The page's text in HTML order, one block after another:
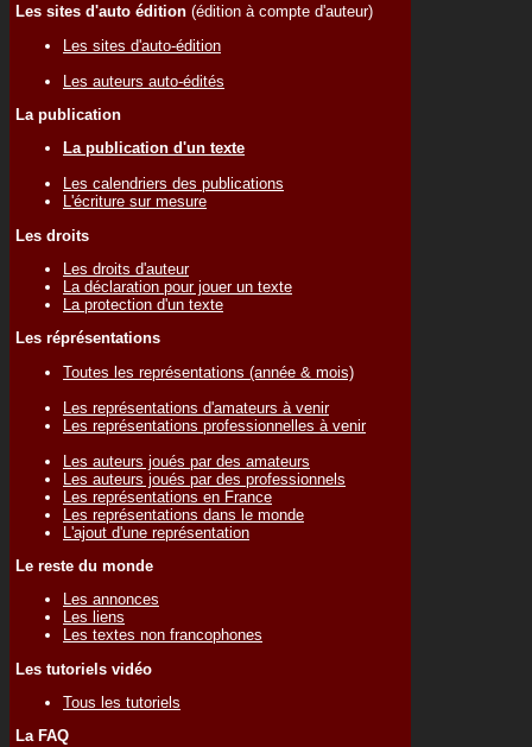
Les sites d'auto édition (édition à compte d'auteur)
Les sites d'auto-édition
Les auteurs auto-édités
La publication
La publication d'un texte
Les calendriers des publications
L'écriture sur mesure
Les droits
Les droits d'auteur
La déclaration pour jouer un texte
La protection d'un texte
Les réprésentations
Toutes les représentations (année & mois)
Les représentations d'amateurs à venir
Les représentations professionnelles à venir
Les auteurs joués par des amateurs
Les auteurs joués par des professionnels
Les représentations en France
Les représentations dans le monde
L'ajout d'une représentation
Le reste du monde
Les annonces
Les liens
Les textes non francophones
Les tutoriels vidéo
Tous les tutoriels
La FAQ